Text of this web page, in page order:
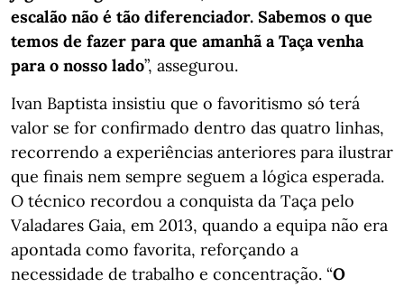
escalão não é tão diferenciador. Sabemos o que
temos de fazer para que amanhã a Taça venha
para o nosso lado”, assegurou.
Ivan Baptista insistiu que o favoritismo só terá
valor se for confirmado dentro das quatro linhas,
recorrendo a experiências anteriores para ilustrar
que finais nem sempre seguem a lógica esperada.
O técnico recordou a conquista da Taça pelo
Valadares Gaia, em 2013, quando a equipa não era
apontada como favorita, reforçando a
necessidade de trabalho e concentração. “O